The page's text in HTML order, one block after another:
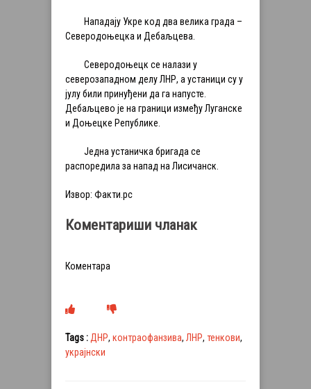
Нападају Укре код два велика града –
Северодоњецка и Дебаљцева.
Северодоњецк се налази у
северозападном делу ЛНР, а устаници су у
јулу били принуђени да га напусте.
Дебаљцево је на граници између Луганске
и Доњецке Републике.
Једна устаничка бригада се
распоредила за напад на Лисичанск.
Извор: Факти.рс
Коментариши чланак
Коментара
Tags :ДНР, контраофанзива, ЛНР, тенкови,
украјнски